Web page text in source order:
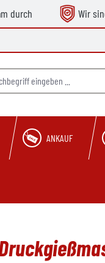
durch Wir
ANKAUF